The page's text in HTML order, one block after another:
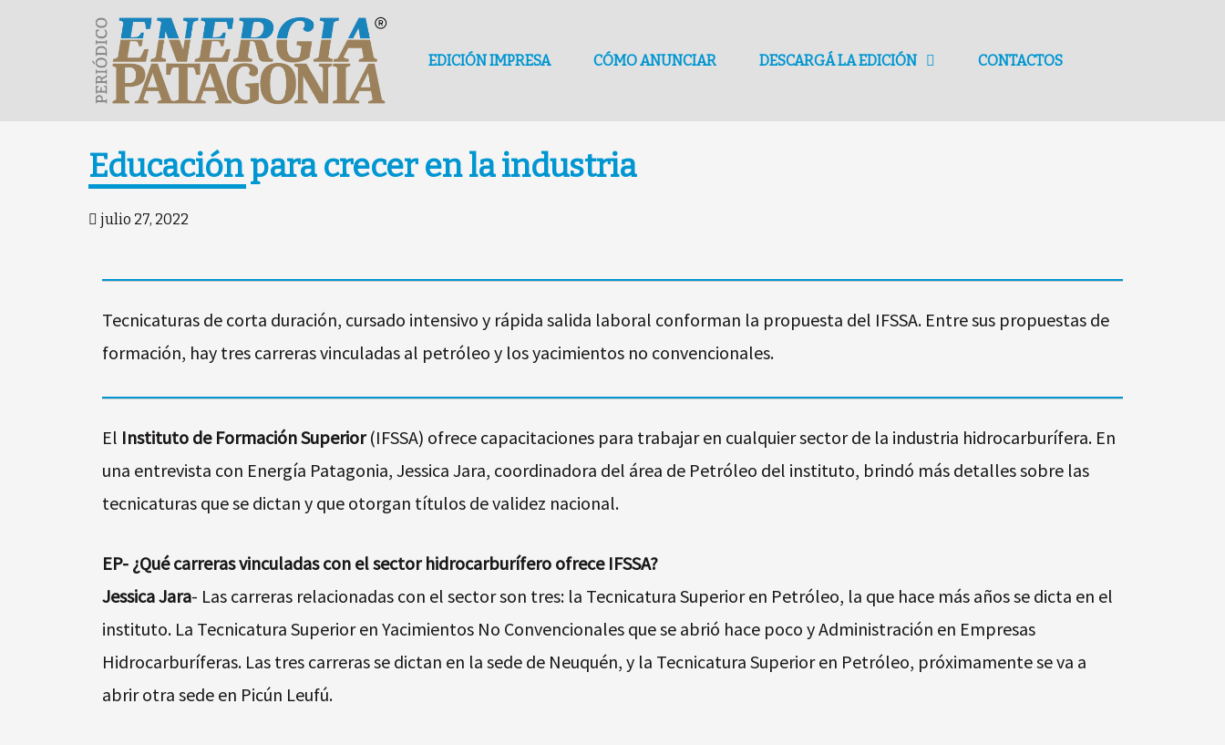
EDICIÓN IMPRESA CÓMO ANUNCIAR DESCARGÁ LA EDICIÓN CONTACTOS
Educación para crecer en la industria
julio 27, 2022
Tecnicaturas de corta duración, cursado intensivo y rápida salida laboral conforman la propuesta del IFSSA. Entre sus propuestas de
formación, hay tres carreras vinculadas al petróleo y los yacimientos no convencionales.
El Instituto de Formación Superior(IFSSA) ofrece capacitaciones para trabajar en cualquier sector de la industria hidrocarburífera. En
una entrevista con Energía Patagonia, Jessica Jara, coordinadora del área de Petróleo del instituto, brindó más detalles sobre las
tecnicaturas que se dictan y que otorgan títulos de validez nacional.
EP- ¿Qué carreras vinculadas con el sector hidrocarburífero ofrece IFSSA?
Jessica Jara- Las carreras relacionadas con el sector son tres: la Tecnicatura Superior en Petróleo, la que hace más años se dicta en el
instituto. La Tecnicatura Superior en Yacimientos No Convencionales que se abrió hace poco y Administración en Empresas
Hidrocarburíferas. Las tres carreras se dictan en la sede de Neuquén, y la Tecnicatura Superior en Petróleo, próximamente se va a
abrir otra sede en Picún Leufú.